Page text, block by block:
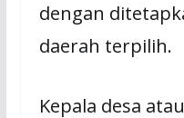
dengan
daerah terpilih.
Kepala desa